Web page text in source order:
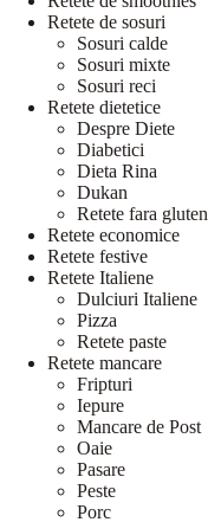
Retete de sosuri
Sosuri calde
Sosuri mixte
Sosuri reci
Retete dietetice
Despre Diete
Diabetici
Dieta Rina
Dukan
Retete fara gluten
Retete economice
Retete festive
Retete Italiene
Dulciuri Italiene
Pizza
Retete paste
Retete mancare
Fripturi
Iepure
Mancare de Post
Oaie
Pasare
Peste
Porc